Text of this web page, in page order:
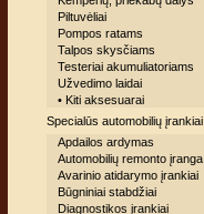
Piltuvėliai
Pompos ratams
Talpos skysčiams
Testeriai akumuliatoriams
Užvedimo laidai
• Kiti aksesuarai
Specialūs automobilių įrankiai
Apdailos ardymas
Automobilių remonto įranga
Avarinio atidarymo įrankiai
Būgniniai stabdžiai
Diagnostikos įrankiai